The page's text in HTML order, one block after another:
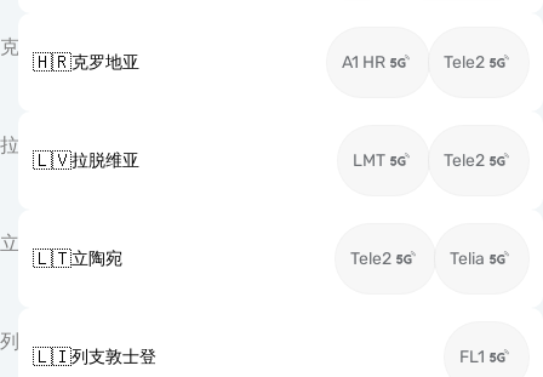
克
🇭🇷克罗地亚 A1 HR Tele2
拉
🇱🇻拉脱维亚 LMT Tele2
立
🇱🇹立陶宛 Tele2 Telia
列
🇱🇮列支敦士登 FL1